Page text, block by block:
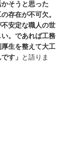
かそうと思った
存在が不可欠。
安定な職人の世
。であれば工務
生を整えて大工
す」 と語りま